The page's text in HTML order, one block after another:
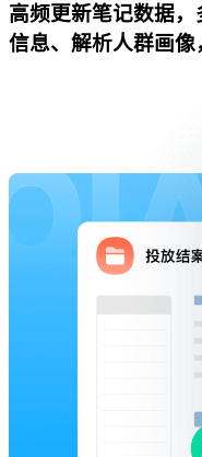
高频更新笔记数据
信息、解析人群画像